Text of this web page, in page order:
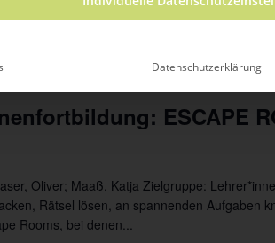
ESCAPE
Oliver; Maaß, Katja Zielgruppe:
Rätsel lösen, an spannenden Aufgaben
Rooms, bei denen...
Datenschutzerklärung